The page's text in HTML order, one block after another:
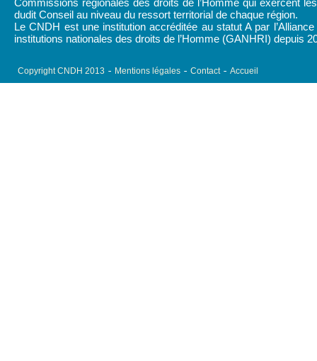
Commissions régionales des droits de l’Homme qui exercent
dudit Conseil au niveau du ressort territorial de chaque région.
Le CNDH est une institution accréditée au statut A par
institutions nationales des droits de l’Homme (GANHRI) depuis
Copyright CNDH 2013 Mentions légales Contact Accueil